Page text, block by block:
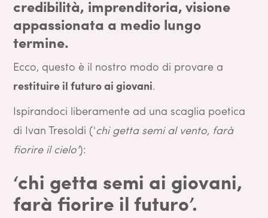
credibilità, imprenditoria, visione
appassionata a medio lungo
termine.
Ecco, questo è il nostro modo di provare a
restituire il futuro ai giovani.
Ispirandoci liberamente ad una scaglia poetica
di Ivan Tresoldi ('chi getta semi al vento, farà
fiorire il cielo'):
‘chi getta semi ai giovani,
farà fiorire il futuro’.